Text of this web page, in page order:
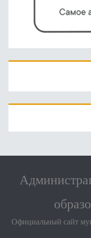
Официальный сайт